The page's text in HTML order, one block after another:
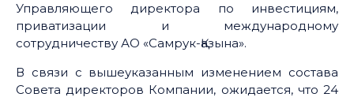
Управляющего директора по инвестициям,
приватизации и международному
сотрудничеству АО «Самрук-Қазына».
В связи с вышеуказанным изменением состава
Совета директоров Компании, ожидается, что 24